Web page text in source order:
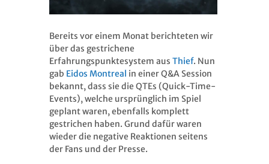
Bereits vor einem Monat berichteten wir
über das gestrichene
Erfahrungspunktesystem aus Thief. Nun
gab Eidos Montreal in einer Q&A Session
bekannt, dass sie die QTEs (Quick-Time-
Events), welche ursprünglich im Spiel
geplant waren, ebenfalls komplett
gestrichen haben. Grund dafür waren
wieder die negative Reaktionen seitens
der Fans und der Presse.